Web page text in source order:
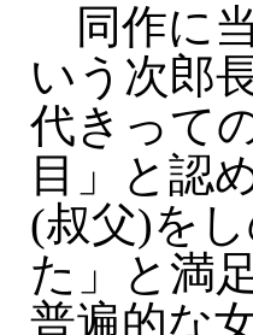
同作に
いう次郎
代きって
目」と認
(叔父)を
た」と満
普遍的な